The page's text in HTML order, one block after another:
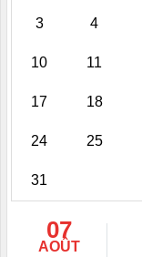
3 4
10 11
17 18
24 25
31
07
AOÛT